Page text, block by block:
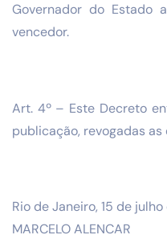
Governador do Estado
vencedor.
Art. 4º – Este Decreto
publicação, revogadas
Rio de Janeiro, 15 de julho
MARCELO ALENCAR